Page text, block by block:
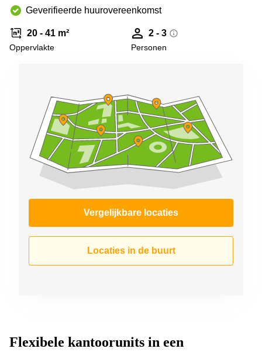
Hilversum
Coworking
space
Zwolle
Kantoor
Hengelo
Bedrijfsruimte
Huren in
Nijmegen
Geverifieerde huurovereenkomst
20 - 41 m²
Oppervlakte
2 - 3
Personen
Vergelijkbare locaties
Locaties in de buurt
Flexibele kantoorunits in een